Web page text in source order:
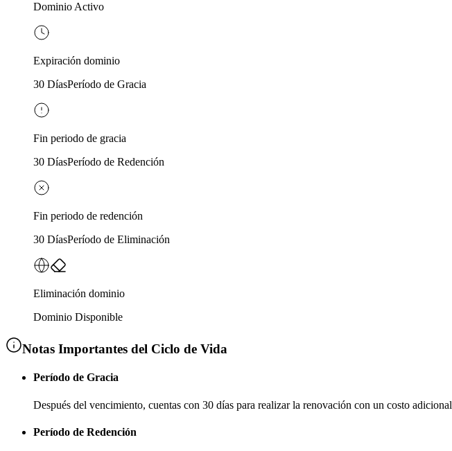
Dominio Activo
Expiración dominio
30 DíasPeríodo de Gracia
Fin periodo de gracia
30 DíasPeríodo de Redención
Fin periodo de redención
30 DíasPeríodo de Eliminación
Eliminación dominio
Dominio Disponible
Notas Importantes del Ciclo de Vida
Período de Gracia
Después del vencimiento, cuentas con 30 días para realizar la renovación con un costo adicional
Período de Redención